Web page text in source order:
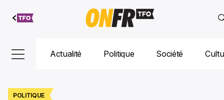
Aller au
contenu
Actualité Politique Société
POLITIQUE